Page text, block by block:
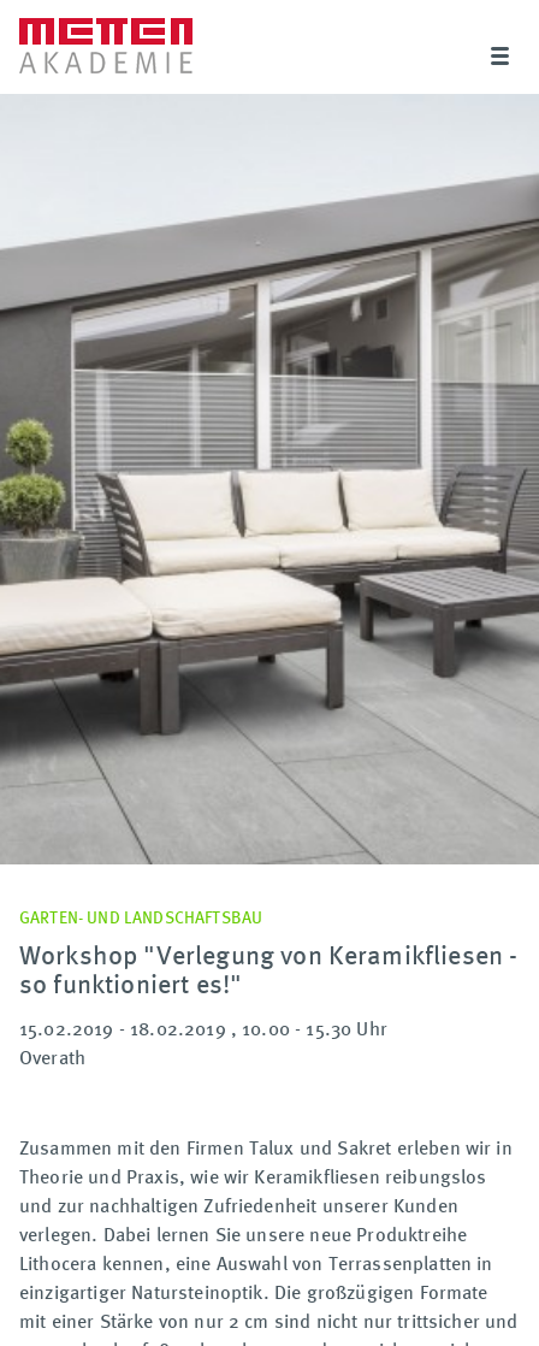
GARTEN- UND LANDSCHAFTSBAU
Workshop "Verlegung von Keramikfliesen -
so funktioniert es!"
15.02.2019 - 18.02.2019 , 10.00 - 15.30 Uhr
Overath
Zusammen mit den Firmen Talux und Sakret erleben wir in
Theorie und Praxis, wie wir Keramikfliesen reibungslos
und zur nachhaltigen Zufriedenheit unserer Kunden
verlegen. Dabei lernen Sie unsere neue Produktreihe
Lithocera kennen, eine Auswahl von Terrassenplatten in
einzigartiger Natursteinoptik. Die großzügigen Formate
mit einer Stärke von nur 2 cm sind nicht nur trittsicher und